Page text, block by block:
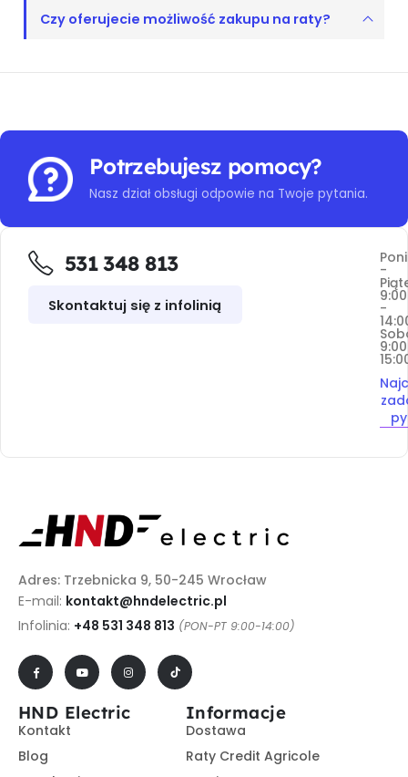
Czy oferujecie możliwość zakupu na raty?
Potrzebujesz pomocy?
Nasz dział obsługi odpowie na Twoje pytania.
531 348 813
Skontaktuj się z infolinią
-
9:00
-
Adres: Trzebnicka 9, 50-245 Wrocław
E-mail: kontakt@hndelectric.pl
Infolinia: +48 531 348 813 (PON-PT 9:00-14:00)
HND Electric
Kontakt
Blog
Informacje
Dostawa
Raty Credit Agricole